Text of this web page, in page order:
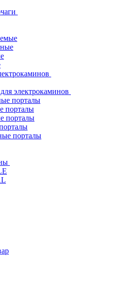
электрокаминов
порталы
порталы
порталы
порталы